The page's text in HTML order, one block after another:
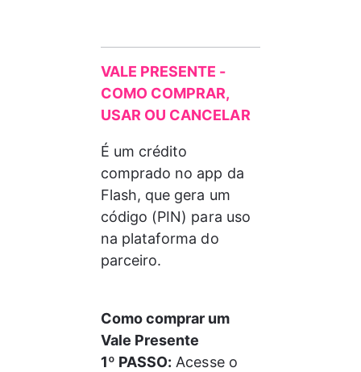
VALE PRESENTE -
COMO COMPRAR,
USAR OU CANCELAR
É um crédito
comprado no app da
Flash, que gera um
código (PIN) para uso
na plataforma do
parceiro.
Como comprar um
Vale Presente
1º PASSO: Acesse o